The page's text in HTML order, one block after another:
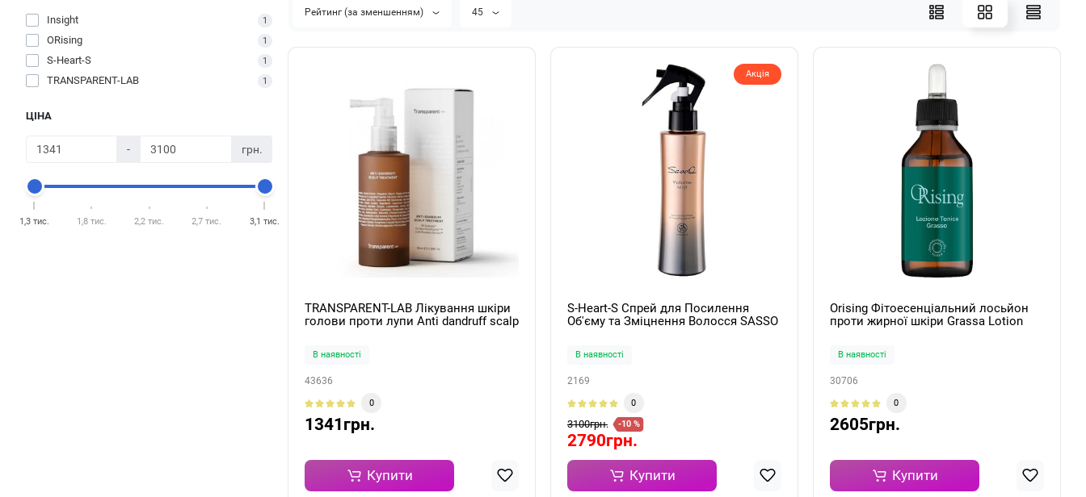
Insight 1
ORising 1
S-Heart-S 1
TRANSPARENT-LAB 1
ЦІНА
- грн.
1,3 тис. 1,8 тис. 2,2 тис. 2,7 тис. 3,1 тис.
Рейтинг (за зменшенням) 45
TRANSPARENT-LAB Лікування шкіри
голови проти лупи Anti dandruff scalp
В наявності
43636
0
1341грн.
Купити
Акція
S-Heart-S Спрей для Посилення
Об'єму та Зміцнення Волосся SASSO
В наявності
2169
0
3100грн. -10 %
2790грн.
Купити
Orising Фітоесенціальний лосьйон
проти жирної шкіри Grassa Lotion
В наявності
30706
0
2605грн.
Купити